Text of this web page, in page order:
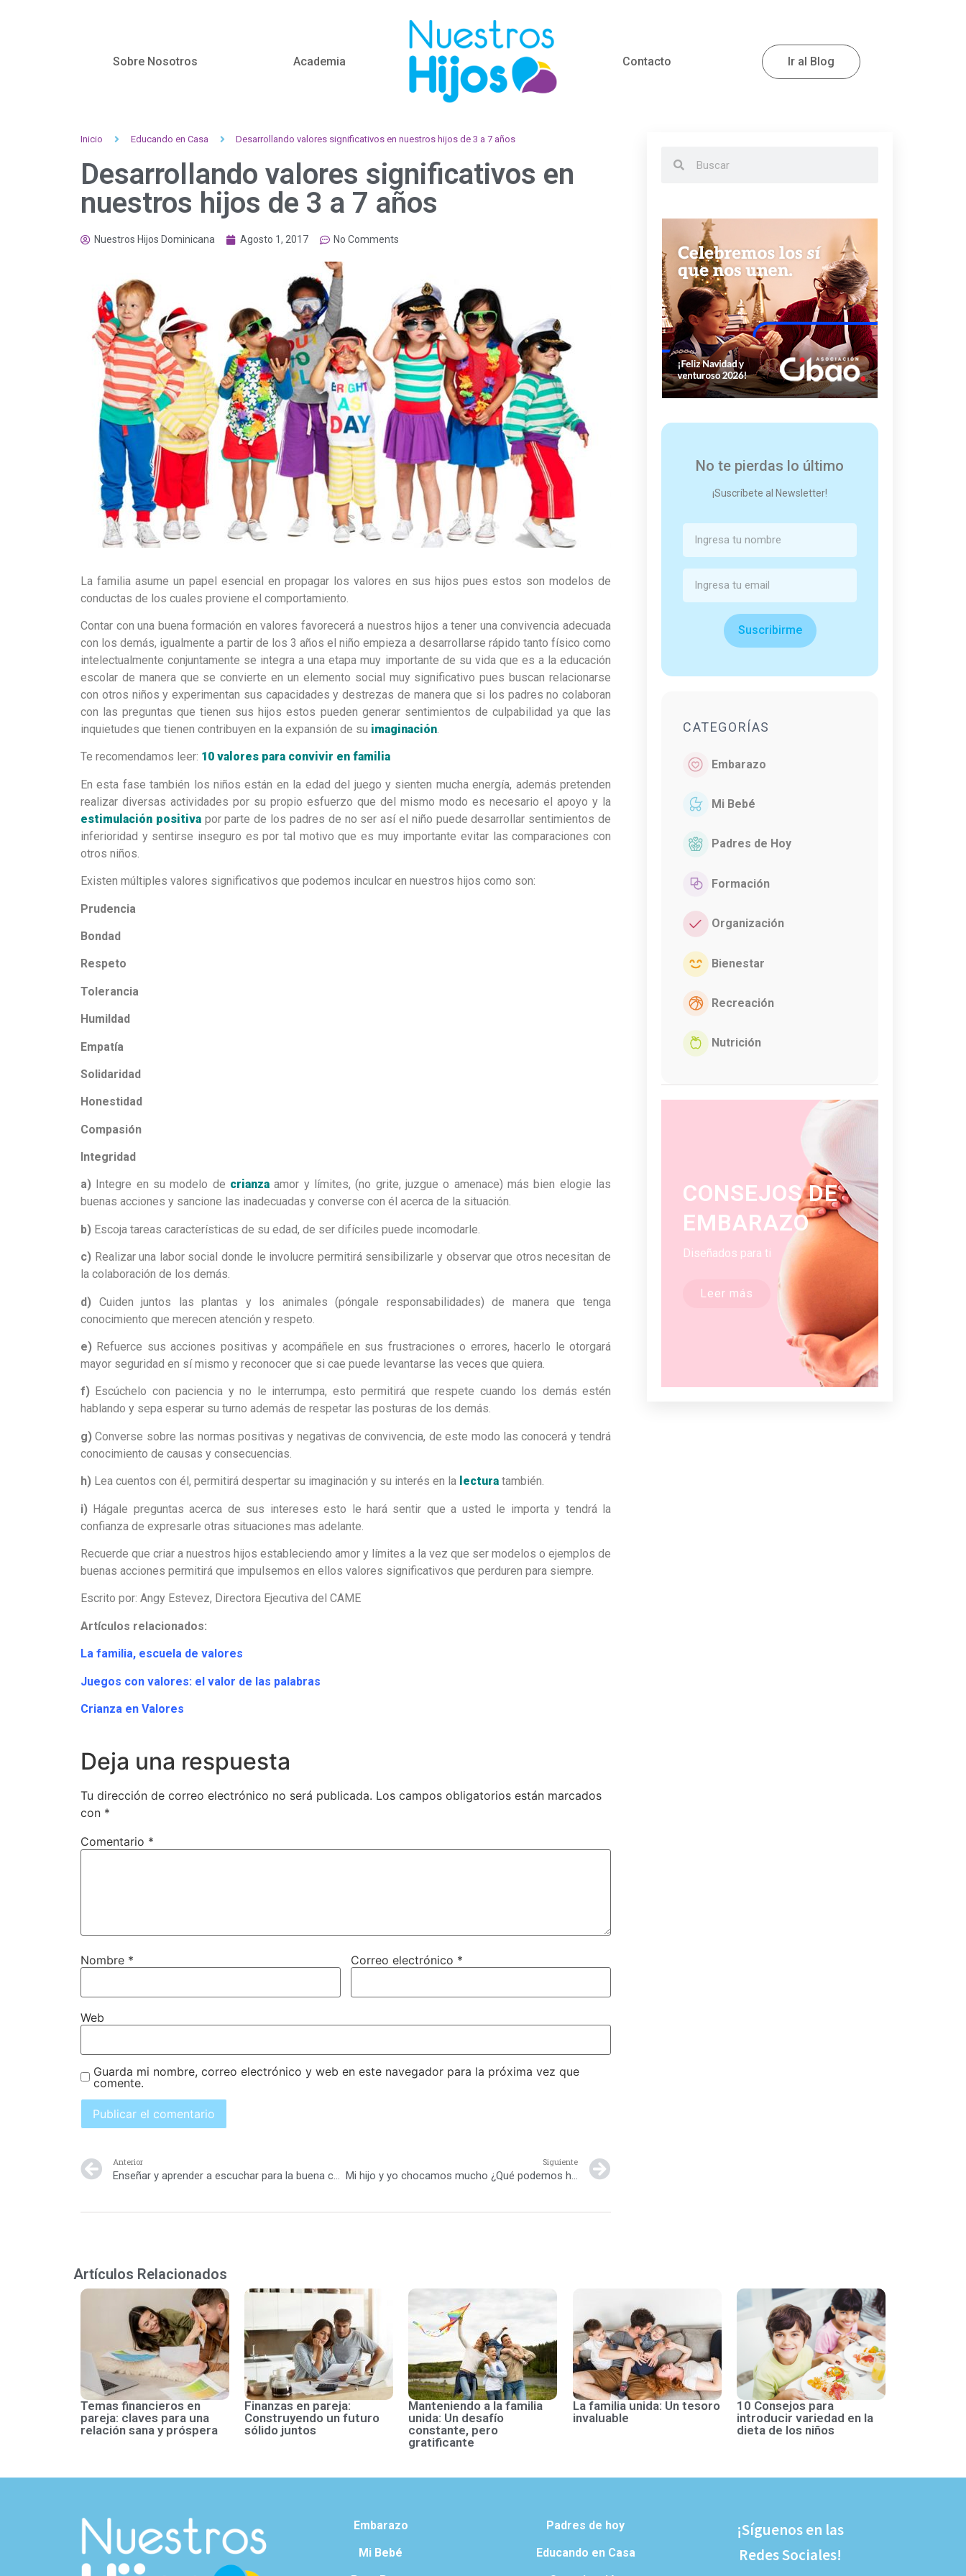
Sobre Nosotros Academia Contacto Ir al Blog
Inicio Educando en Casa Desarrollando valores significativos en nuestros hijos de 3 a 7 años
Desarrollando valores significativos en
nuestros hijos de 3 a 7 años
Nuestros Hijos Dominicana Agosto 1, 2017 No Comments
La familia asume un papel esencial en propagar los valores en sus hijos pues estos son modelos de
conductas de los cuales proviene el comportamiento.
Contar con una buena formación en valores favorecerá a nuestros hijos a tener una convivencia adecuada
con los demás, igualmente a partir de los 3 años el niño empieza a desarrollarse rápido tanto físico como
intelectualmente conjuntamente se integra a una etapa muy importante de su vida que es a la educación
escolar de manera que se convierte en un elemento social muy significativo pues buscan relacionarse
con otros niños y experimentan sus capacidades y destrezas de manera que si los padres no colaboran
con las preguntas que tienen sus hijos estos pueden generar sentimientos de culpabilidad ya que las
inquietudes que tienen contribuyen en la expansión de su imaginación.
Te recomendamos leer: 10 valores para convivir en familia
En esta fase también los niños están en la edad del juego y sienten mucha energía, además pretenden
realizar diversas actividades por su propio esfuerzo que del mismo modo es necesario el apoyo y la
estimulación positivapor parte de los padres de no ser así el niño puede desarrollar sentimientos de
inferioridad y sentirse inseguro es por tal motivo que es muy importante evitar las comparaciones con
otros niños.
Existen múltiples valores significativos que podemos inculcar en nuestros hijos como son:
Prudencia
Bondad
Respeto
Tolerancia
Humildad
Empatía
Solidaridad
Honestidad
Compasión
Integridad
a) Integre en su modelo de crianza amor y límites, (no grite, juzgue o amenace) más bien elogie las
buenas acciones y sancione las inadecuadas y converse con él acerca de la situación.
b) Escoja tareas características de su edad, de ser difíciles puede incomodarle.
c) Realizar una labor social donde le involucre permitirá sensibilizarle y observar que otros necesitan de
la colaboración de los demás.
d) Cuiden juntos las plantas y los animales (póngale responsabilidades) de manera que tenga
conocimiento que merecen atención y respeto.
e) Refuerce sus acciones positivas y acompáñele en sus frustraciones o errores, hacerlo le otorgará
mayor seguridad en sí mismo y reconocer que si cae puede levantarse las veces que quiera.
f) Escúchelo con paciencia y no le interrumpa, esto permitirá que respete cuando los demás estén
hablando y sepa esperar su turno además de respetar las posturas de los demás.
g)Converse sobre las normas positivas y negativas de convivencia, de este modo las conocerá y tendrá
conocimiento de causas y consecuencias.
h) Lea cuentos con él, permitirá despertar su imaginación y su interés en la lectura también.
i) Hágale preguntas acerca de sus intereses esto le hará sentir que a usted le importa y tendrá la
confianza de expresarle otras situaciones mas adelante.
Recuerde que criar a nuestros hijos estableciendo amor y límites a la vez que ser modelos o ejemplos de
buenas acciones permitirá que impulsemos en ellos valores significativos que perduren para siempre.
Escrito por: Angy Estevez, Directora Ejecutiva del CAME
Artículos relacionados:
La familia, escuela de valores
Juegos con valores: el valor de las palabras
Crianza en Valores
Deja una respuesta
Tu dirección de correo electrónico no será publicada. Los campos obligatorios están marcados
con *
Comentario *
Nombre * Correo electrónico *
Web
Guarda mi nombre, correo electrónico y web en este navegador para la próxima vez que
comente.
Anterior
Enseñar y aprender a escuchar para la buena comunicación en el hogar, en la escuela y en la vida
Siguiente
Mi hijo y yo chocamos mucho ¿Qué podemos hacer para llevarnos mejor?
No te pierdas lo último
¡Suscríbete al Newsletter!
Suscribirme
CATEGORÍAS
Embarazo
Mi Bebé
Padres de Hoy
Formación
Organización
Bienestar
Recreación
Nutrición
CONSEJOS DE
EMBARAZO
Diseñados para ti
Leer más
Artículos Relacionados
Temas financieros en
pareja: claves para una
relación sana y próspera
Finanzas en pareja:
Construyendo un futuro
sólido juntos
Manteniendo a la familia
unida: Un desafío
constante, pero
gratificante
La familia unida: Un tesoro
invaluable
10 Consejos para
introducir variedad en la
dieta de los niños
Embarazo
Mi Bebé
Padres de hoy
Educando en Casa
¡Síguenos en las
Redes Sociales!